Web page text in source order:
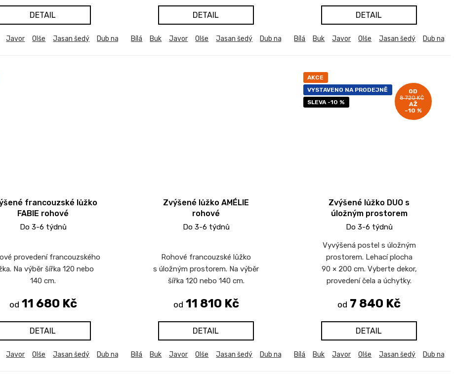
DETAIL
Javor Olše Jasan šedý Dub natur (dub sonoma) Dub bělený Dub harmony Dub kansas Dub sametový Modřín latte Akácie
DETAIL
Bílá Buk Javor Olše Jasan šedý Dub natur (dub sonoma) Dub bělený Dub harmony Dub
DETAIL
Bílá Buk Javor Olše Jasan šedý Dub
francouzské lůžko
FABIE rohové
Do 3-6 týdnů
od 11 680 Kč
DETAIL
provedení francouzského
Na výběr šířka 120 nebo
140 cm.
Javor Olše Jasan šedý Dub natur (dub sonoma) Dub bělený Dub harmony Dub kansas Dub sametový Modřín latte Akácie
Zvýšené lůžko AMÉLIE
rohové
Do 3-6 týdnů
od 11 810 Kč
DETAIL
Rohové francouzské lůžko
s úložným prostorem. Na výběr
šířka 120 nebo 140 cm.
Bílá Buk Javor Olše Jasan šedý Dub natur (dub sonoma) Dub bělený Dub harmony Dub
AKCE
VYSTAVENO NA PRODEJNĚ
SLEVA -10 %
OD
8 720 KČ
AŽ
–10 %
Zvýšené lůžko DUO s
úložným prostorem
Do 3-6 týdnů
od 7 840 Kč
DETAIL
Vyvýšená postel s úložným
prostorem. Lehací plocha
90 × 200 cm. Vyberte dekor,
provedení čela a úchytky.
Bílá Buk Javor Olše Jasan šedý Dub